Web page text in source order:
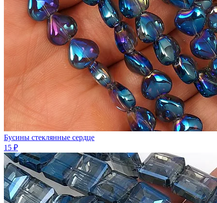
Бусины стеклянные сердце
15 ₽